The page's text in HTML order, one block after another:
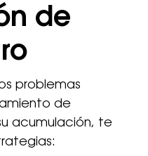
de
problemas
de
acumulación, te